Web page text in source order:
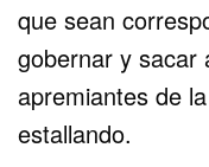
que sean
gobernar y sacar
apremiantes de
estallando.